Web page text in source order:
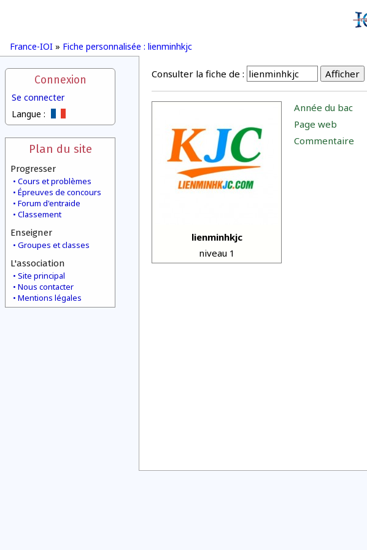
France-IOI » Fiche personnalisée : lienminhkjc
Connexion
Se connecter
Langue :
Plan du site
Progresser
Cours et problèmes
Épreuves de concours
Forum d'entraide
Classement
Enseigner
Groupes et classes
L'association
Site principal
Nous contacter
Mentions légales
Consulter la fiche de :
lienminhkjc
niveau 1
Année du bac
Page web
Commentaire